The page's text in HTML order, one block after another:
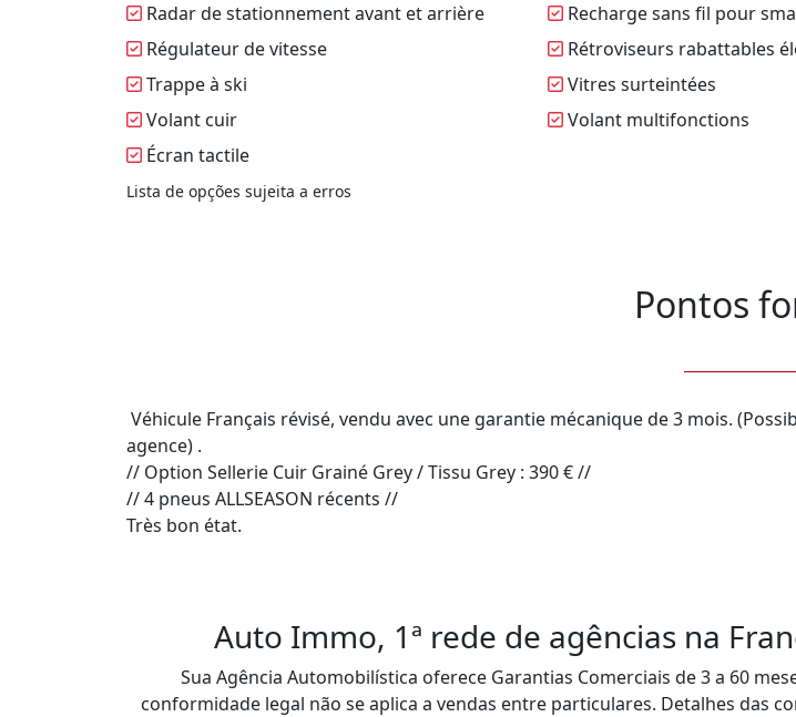
Radar de stationnement avant et arrière Recharge sans fil pour
Régulateur de vitesse
Rétroviseurs rabattables
Trappe à ski
Vitres surteintées
Volant cuir
Volant multifonctions
Écran tactile
Lista de opções sujeita a erros
Pontos
agence) .
// Option Sellerie Cuir Grainé Grey / Tissu Grey : 390 € //
// 4 pneus ALLSEASON récents //
Très bon état.
Auto Immo, 1ª rede de agências na
Sua Agência Automobilística oferece Garantias Comerciais de 3 a 60
conformidade legal não se aplica a vendas entre particulares. Detalhes das